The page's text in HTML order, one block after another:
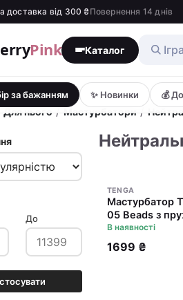
доставка від 300 ₴Повернення 14 днів
Pink Каталог
за бажанням ✨ Новинки 💰
Для нього/Мастурбатори/
До
TENGA
Мастурбатор
05 Beads з
всередині
В наявності
1699 ₴